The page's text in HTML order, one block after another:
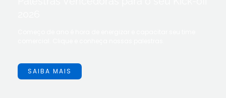
SAIBA MAIS